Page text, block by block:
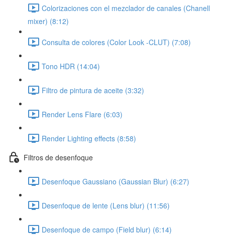
Colorizaciones con el mezclador de canales (Chanell
mixer) (8:12)
Consulta de colores (Color Look -CLUT) (7:08)
Tono HDR (14:04)
Filtro de pintura de aceite (3:32)
Render Lens Flare (6:03)
Render Lighting effects (8:58)
Filtros de desenfoque
Desenfoque Gaussiano (Gaussian Blur) (6:27)
Desenfoque de lente (Lens blur) (11:56)
Desenfoque de campo (Field blur) (6:14)